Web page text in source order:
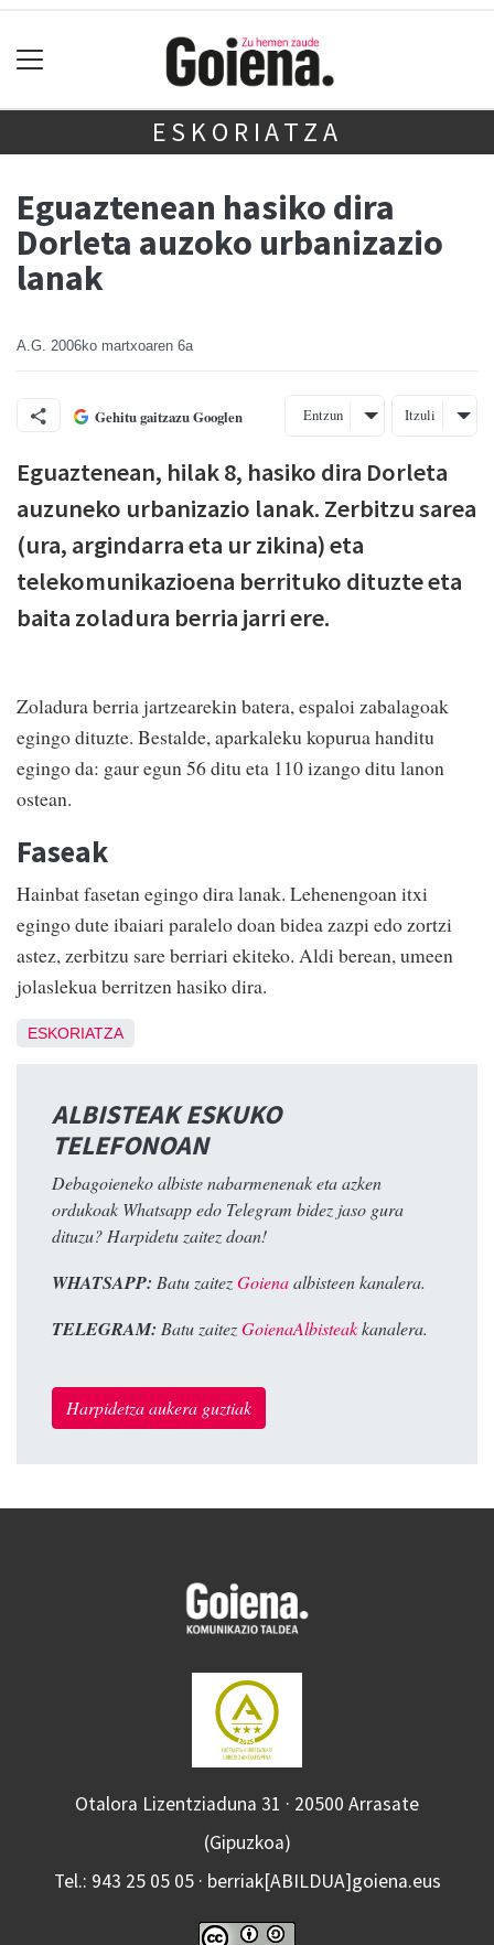
ESKORIATZA
Eguaztenean hasiko dira
Dorleta auzoko urbanizazio
lanak
A.G. 2006ko martxoaren 6a
Gehitu gaitzazu Googlen Entzun Itzuli
Eguaztenean, hilak 8, hasiko dira Dorleta
auzuneko urbanizazio lanak. Zerbitzu sarea
(ura, argindarra eta ur zikina) eta
telekomunikazioena berrituko dituzte eta
baita zoladura berria jarri ere.
Zoladura berria jartzearekin batera, espaloi zabalagoak
egingo dituzte. Bestalde, aparkaleku kopurua handitu
egingo da: gaur egun 56 ditu eta 110 izango ditu lanon
ostean.
Faseak
Hainbat fasetan egingo dira lanak. Lehenengoan itxi
egingo dute ibaiari paralelo doan bidea zazpi edo zortzi
astez, zerbitzu sare berriari ekiteko. Aldi berean, umeen
jolaslekua berritzen hasiko dira.
ESKORIATZA
ALBISTEAK ESKUKO
TELEFONOAN
Debagoieneko albiste nabarmenenak eta azken
ordukoak Whatsapp edo Telegram bidez jaso gura
dituzu? Harpidetu zaitez doan!
WHATSAPP: Batu zaitezGoienaalbisteen kanalera.
TELEGRAM: Batu zaitezGoienaAlbisteakkanalera.
Harpidetza aukera guztiak
Otalora Lizentziaduna 31 · 20500 Arrasate
(Gipuzkoa)
Tel.: 943 25 05 05 · berriak[ABILDUA]goiena.eus